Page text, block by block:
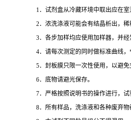
1 ．试剂盒从冷藏环境中取出应在
2．浓洗涤液可能会有结晶析出，
3．各步加样均应使用加样器，并
4．请每次测定的同时做标准曲线，
5．封板膜只限一次性使用，以避免
6．底物请避光保存。
7．严格按照说明书的操作进行，
8．所有样品，洗涤液和各种废弃物